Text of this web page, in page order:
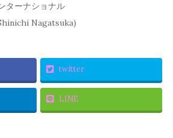
ターナショナル
Nagatsuka)
twitter
LINE